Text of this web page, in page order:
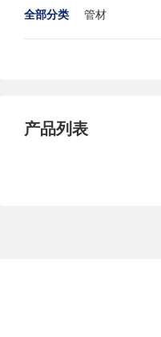
全部分类 管材
产品列表